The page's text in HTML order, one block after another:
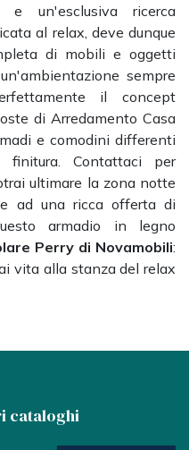
e un'esclusiva ricerca
al relax, deve dunque
di mobili e oggetti
sempre
il concept
di Arredamento Casa
e comodini differenti
finitura. Contattaci per
ultimare la zona notte
ad una ricca offerta di
armadio in legno
Perry di Novamobili:
vita alla stanza del relax
cataloghi